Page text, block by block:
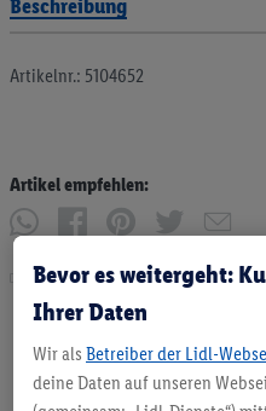
Beschreibung
Artikelnr.: 5104652
Artikel empfehlen:
Drucken
Bevor es weitergeht:
Ihrer Daten
Wir als Betreiber der Lidl-
deine Daten auf unseren